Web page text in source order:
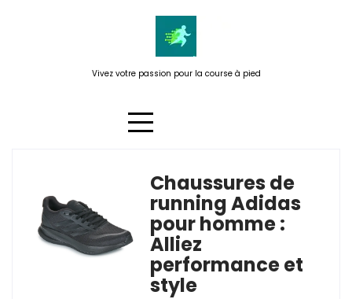
Vivez votre passion pour la course à pied
chaussures adidas
homme
Chaussures de
running Adidas
pour homme :
Alliez
performance et
style